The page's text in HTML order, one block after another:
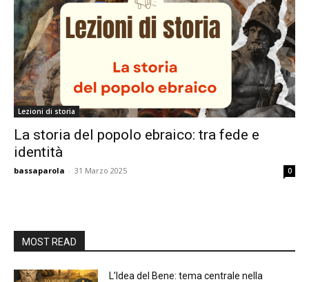
Lezioni di storia
La storia del popolo ebraico: tra fede e
identità
bassaparola - 31 Marzo 2025 0
MOST READ
L’Idea del Bene: tema centrale nella